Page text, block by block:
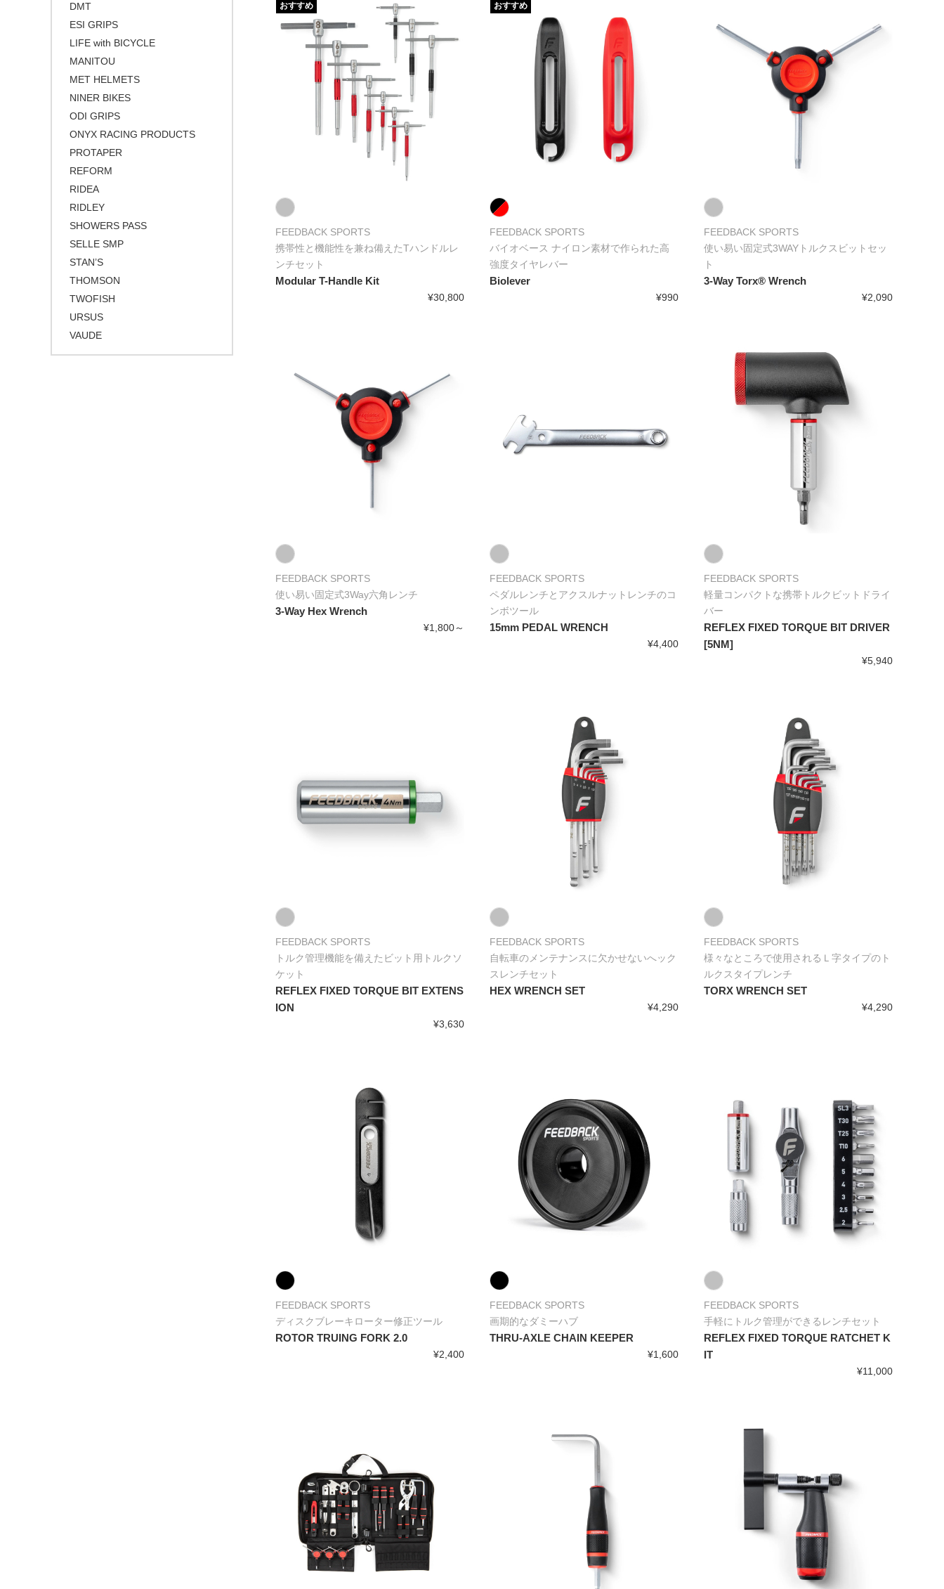
FEEDBACK SPORTS
携帯性と機能性を兼ね備えたTハンドルレ
ンチセット
Modular T-Handle Kit
¥30,800
おすすめ
FEEDBACK SPORTS
バイオベース ナイロン素材で作られた高
強度タイヤレバー
Biolever
¥990
おすすめ
FEEDBACK SPORTS
使い易い固定式3WAYトルクスビットセッ
ト
3-Way Torx® Wrench
¥2,090
FEEDBACK SPORTS
使い易い固定式3Way六角レンチ
3-Way Hex Wrench
¥1,800～
FEEDBACK SPORTS
ペダルレンチとアクスルナットレンチのコ
ンボツール
15mm PEDAL WRENCH
¥4,400
FEEDBACK SPORTS
軽量コンパクトな携帯トルクビットドライ
バー
REFLEX FIXED TORQUE BIT DRIVER
[5NM]
¥5,940
FEEDBACK SPORTS
トルク管理機能を備えたビット用トルクソ
ケット
REFLEX FIXED TORQUE BIT EXTENS
ION
¥3,630
FEEDBACK SPORTS
自転車のメンテナンスに欠かせないへック
スレンチセット
HEX WRENCH SET
¥4,290
FEEDBACK SPORTS
様々なところで使用されるＬ字タイプのト
ルクスタイプレンチ
TORX WRENCH SET
¥4,290
FEEDBACK SPORTS
ディスクブレーキローター修正ツール
ROTOR TRUING FORK 2.0
¥2,400
FEEDBACK SPORTS
画期的なダミーハブ
THRU-AXLE CHAIN KEEPER
¥1,600
FEEDBACK SPORTS
手軽にトルク管理ができるレンチセット
REFLEX FIXED TORQUE RATCHET K
IT
¥11,000
DMT
ESI GRIPS
LIFE with BICYCLE
MANITOU
MET HELMETS
NINER BIKES
ODI GRIPS
ONYX RACING PRODUCTS
PROTAPER
REFORM
RIDEA
RIDLEY
SHOWERS PASS
SELLE SMP
STAN’S
THOMSON
TWOFISH
URSUS
VAUDE